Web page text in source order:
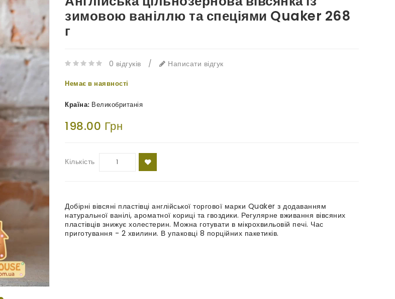
зимовою ваніллю та спеціями Quaker 268
г
0 відгуків / Написати відгук
Немає в наявності
Країна: Великобританія
198.00 Грн
Кількість
Добірні вівсяні пластівці англійської торгової марки Quaker з додаванням
натуральної ванілі, ароматної кориці та гвоздики. Регулярне вживання вівсяних
пластівців знижує холестерин. Можна готувати в мікрохвильовій печі. Час
приготування - 2 хвилини. В упаковці 8 порційних пакетиків.